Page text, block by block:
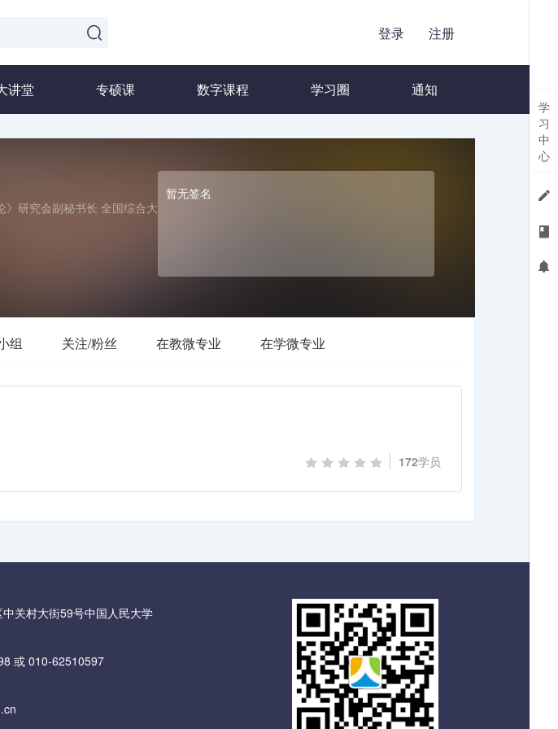
登录 注册
讲堂 专硕课 数字课程 学习圈 通知
研究会副秘书长 全国综合大
暂无签名
组 关注/粉丝 在教微专业 在学微专业
172学员
关村大街59号中国人民大学
或 010-62510597
学
习
中
心